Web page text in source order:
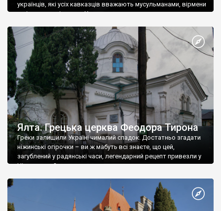
українців, які усіх кавказців вважають мусульманами, вірмени
є відданими вірянами Христа
Ялта. Грецька церква Феодора Тирона
Греки залишили Україні чималий спадок. Достатньо згадати
ніжинські огірочки – ви ж мабуть всі знаєте, що цей,
загублений у радянські часи, легендарний рецепт привезли у
Ніжин греки?